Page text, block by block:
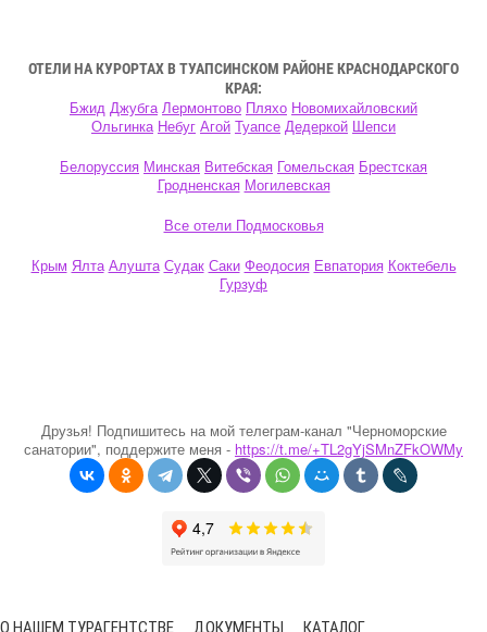
ОТЕЛИ НА КУРОРТАХ В ТУАПСИНСКОМ РАЙОНЕ КРАСНОДАРСКОГО
КРАЯ:
Бжид Джубга Лермонтово Пляхо Новомихайловский
Ольгинка Небуг Агой Туапсе Дедеркой Шепси
Белоруссия Минская Витебская Гомельская Брестская
Гродненская Могилевская
Все отели Подмосковья
Крым Ялта Алушта Судак Саки Феодосия Евпатория Коктебель
Гурзуф
Друзья! Подпишитесь на мой телеграм-канал "Черноморские
санатории", поддержите меня - https://t.me/+TL2gYjSMnZFkOWMy
О НАШЕМ ТУРАГЕНТСТВЕ ДОКУМЕНТЫ КАТАЛОГ